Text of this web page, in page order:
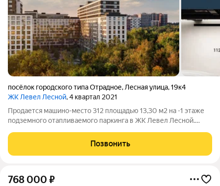
посёлок городского типа Отрадное, Лесная улица,19к4
ЖК Левел Лесной, 4 квартал 2021
Продается машино-место 312 площадью 13,30 м2 на -1 этаже
подземного отапливаемого паркинга в ЖК Левел Лесной.
организовать большой шкаф для хранения, либо использовать
дополнительную площадь для парковки
Позвонить
768 000 ₽